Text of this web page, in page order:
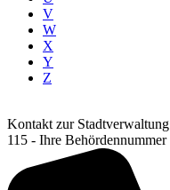
V
W
X
Y
Z
Kontakt zur Stadtverwaltung
115 - Ihre Behördennummer